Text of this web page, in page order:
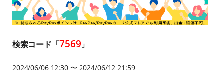
検索コード「7569 」
2024/06/06 12:30 〜 2024/06/12 21:59